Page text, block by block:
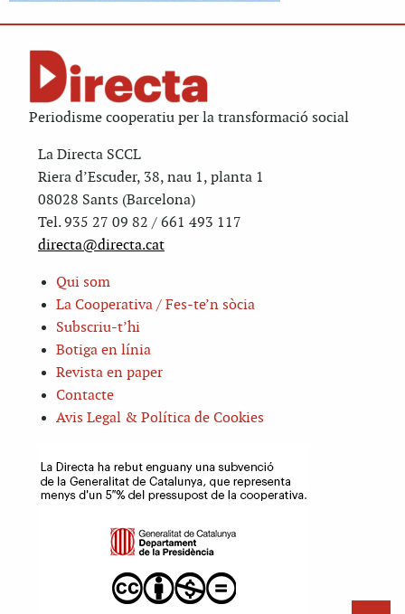
Periodisme cooperatiu per la transformació social
La Directa SCCL
Riera d’Escuder, 38, nau 1, planta 1
08028 Sants (Barcelona)
Tel. 935 27 09 82 / 661 493 117
directa@directa.cat
Qui som
La Cooperativa / Fes-te’n sòcia
Subscriu-t’hi
Botiga en línia
Revista en paper
Contacte
Avis Legal & Política de Cookies